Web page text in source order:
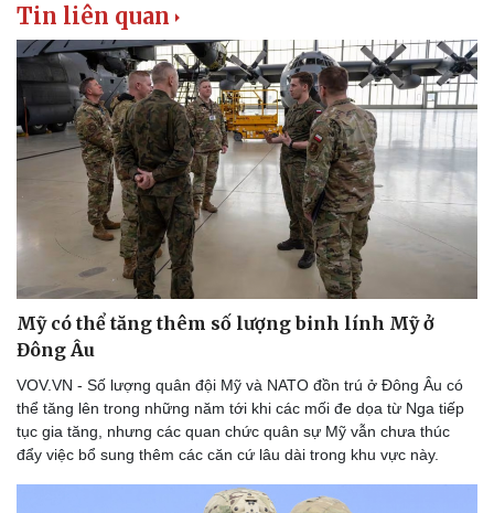
Văn hóa
Sân khấu - Điện ảnh
Văn học
Âm nhạc
Di sản
Nghệ sĩ
Thời trang
Sao Việt
Tin liên quan
Mỹ có thể tăng thêm số lượng binh lính Mỹ ở
Đông Âu
VOV.VN - Số lượng quân đội Mỹ và NATO đồn trú ở Đông Âu có
thể tăng lên trong những năm tới khi các mối đe dọa từ Nga tiếp
tục gia tăng, nhưng các quan chức quân sự Mỹ vẫn chưa thúc
đẩy việc bổ sung thêm các căn cứ lâu dài trong khu vực này.